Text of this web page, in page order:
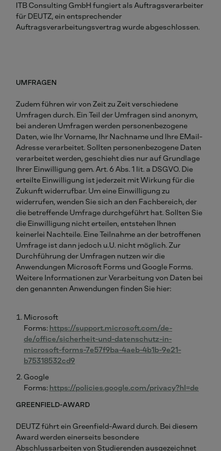
ITB Consulting GmbH fungiert als Auftragsverarbeiter
für DEUTZ, ein entsprechender
Auftragsverarbeitungsvertrag wurde abgeschlossen.
UMFRAGEN
Zudem führen wir von Zeit zu Zeit verschiedene
Umfragen durch. Ein Teil der Umfragen sind anonym,
bei anderen Umfragen werden personenbezogene
Daten, wie Ihr Vorname, Ihr Nachname und Ihre EMail-
Adresse verarbeitet. Sollten personenbezogene Daten
verarbeitet werden, geschieht dies nur auf Grundlage
Ihrer Einwilligung gem. Art. 6 Abs. 1 lit. a DSGVO. Die
erteilte Einwilligung ist jederzeit mit Wirkung für die
Zukunft widerrufbar. Um eine Einwilligung zu
widerrufen, wenden Sie sich an den Fachbereich, der
die betreffende Umfrage durchgeführt hat. Sollten Sie
die Einwilligung nicht erteilen, entstehen Ihnen
keinerlei Nachteile. Eine Teilnahme an der betroffenen
Umfrage ist dann jedoch u.U. nicht möglich. Zur
Durchführung der Umfragen nutzen wir die
Anwendungen Microsoft Forms und Google Forms.
Weitere Informationen zur Verarbeitung von Daten bei
den genannten Anwendungen finden Sie hier:
Microsoft
Forms: https://support.microsoft.com/de-
de/office/sicherheit-und-datenschutz-in-
microsoft-forms-7e57f9ba-4aeb-4b1b-9e21-
b75318532cd9
Google
Forms: https://policies.google.com/privacy?hl=de
GREENFIELD-AWARD
DEUTZ führt ein Greenfield-Award durch. Bei diesem
Award werden einerseits besondere
Abschlussarbeiten von Studierenden ausgezeichnet